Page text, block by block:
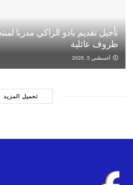
تأجيل تقديم بادو الزاكي مدربا
ظروف عائلية
أغسطس 5, 2026
تحميل المزيد